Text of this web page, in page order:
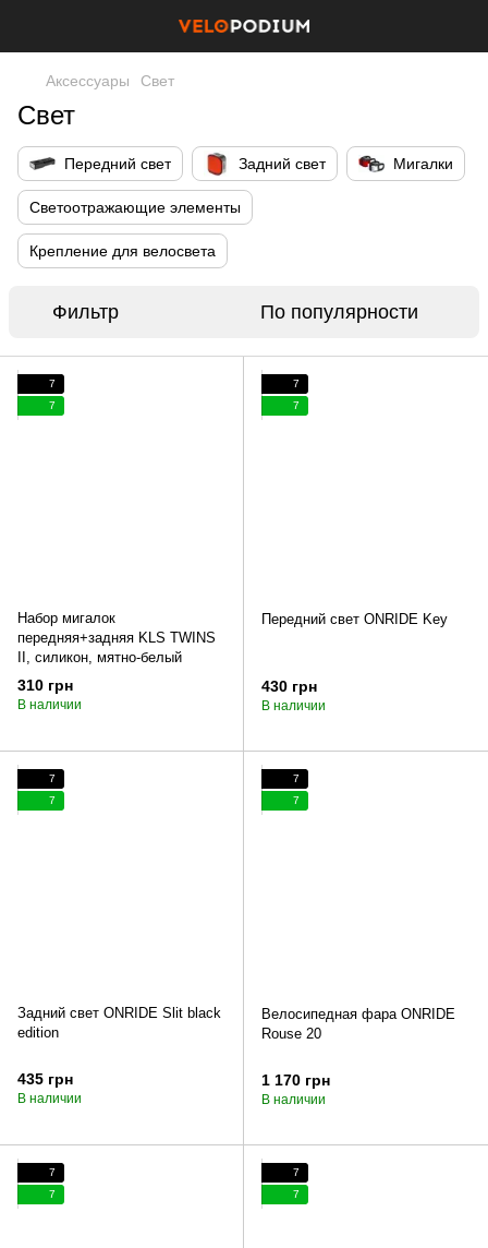
Аксессуары Свет
Свет
Передний свет Задний свет Мигалки
Светоотражающие элементы
Крепление для велосвета
Фильтр По популярности
7
7
Набор мигалок
передняя+задняя KLS TWINS
II, силикон, мятно-белый
310 грн
В наличии
7
7
Передний свет ONRIDE Key
430 грн
В наличии
7
7
Задний свет ONRIDE Slit black
edition
435 грн
В наличии
7
7
Велосипедная фара ONRIDE
Rouse 20
1 170 грн
В наличии
7
7
7
7